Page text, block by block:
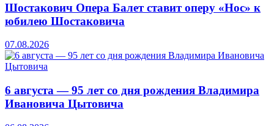
Шостакович Опера Балет ставит оперу «Нос» к
юбилею Шостаковича
07.08.2026
6 августа — 95 лет со дня рождения Владимира
Ивановича Цытовича